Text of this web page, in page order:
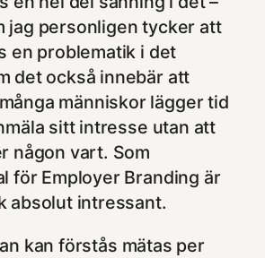
jag personligen tycker att
en problematik i det
det också innebär att
människor lägger tid
sitt intresse utan att
någon vart. Som
för Employer Branding är
absolut intressant.
kan förstås mätas per